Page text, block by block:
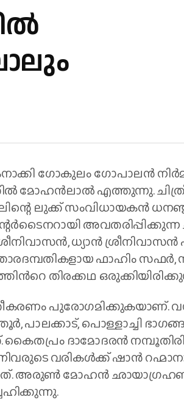
ഗോകുലം ഗോപാലൻ
മോഹൻലാൽ എത്തുന്നു.
ലുക്ക് സംവിധായകൻ
അവതരിപ്പിക്കുന്ന
ധ്യാൻ
ഫാഹിം സഫർ,
തിരക്കഥ
പുരോഗമിക്കുകയാണ്.
പാലക്കാട്, പൊള്ളാച്ചി
കൈതപ്രം ദാമോദരൻ
വരികൾക്ക് ഷാൻ
അരുൺ മോഹൻ